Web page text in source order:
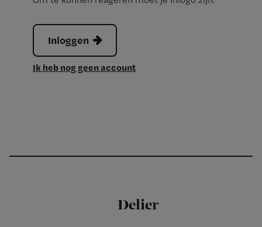
Inloggen
Ik heb nog geen account
Delier